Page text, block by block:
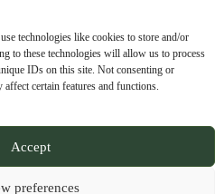
technologies like cookies to store and/or
to these technologies will allow us to process
IDs on this site. Not consenting or
certain features and functions.
Accept
preferences
Grassroots Action –
Registered NGO in Spain ·